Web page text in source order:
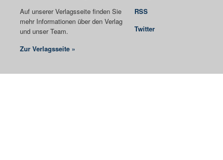
Auf unserer Verlagsseite finden Sie
mehr Informationen über den Verlag
und unser Team.
Zur Verlagsseite »
RSS
Twitter